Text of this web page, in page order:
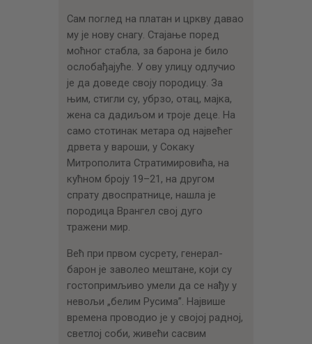
Сам поглед на платан и цркву давао
му је нову снагу. Стајање поред
моћног стабла, за барона је било
ослобађајуће. У ову улицу одлучио
је да доведе своју породицу. За
њим, стигли су, убрзо, отац, мајка,
жена са дадиљом и троје деце. На
само стотинак метара од највећег
дрвета у вароши, у Сокаку
Митрополита Стратимировића, на
кућном броју 19–21, на другом
спрату двоспратнице, нашла је
породица Врангел свој дуго
тражени мир.
Већ при првом сусрету, генерал-
барон је заволео мештане, који су
гостопримљиво умели да се нађу у
невољи „белим Русима”. Највише
времена проводио је у својој радној,
светлој соби, живећи сасвим